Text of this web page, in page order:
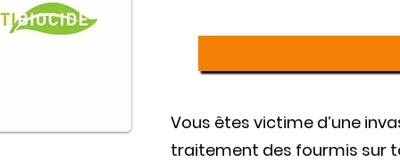
Vous êtes victime d’une
traitement des fourmis sur